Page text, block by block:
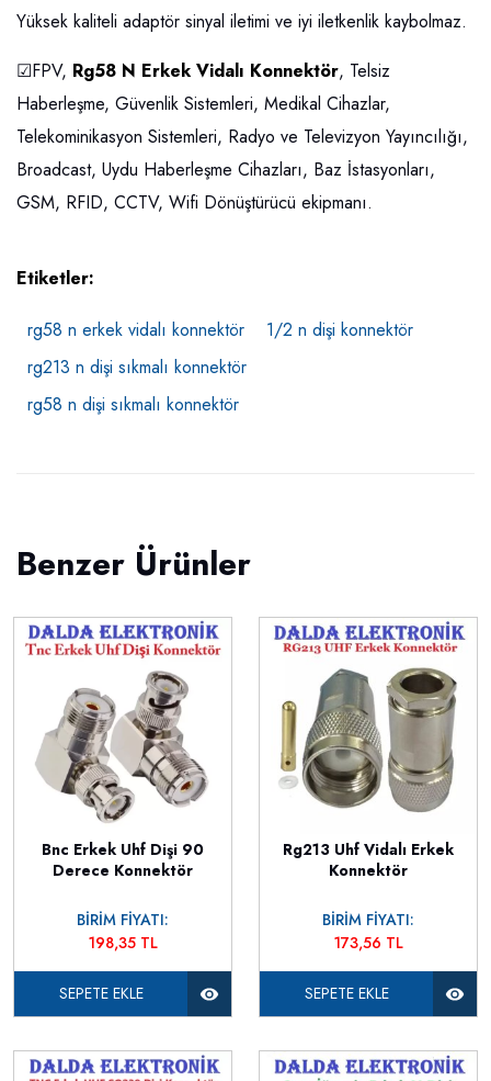
Yüksek kaliteli adaptör sinyal iletimi ve iyi iletkenlik kaybolmaz.
☑FPV, Rg58 N Erkek Vidalı Konnektör, Telsiz
Haberleşme, Güvenlik Sistemleri, Medikal Cihazlar,
Telekominikasyon Sistemleri, Radyo ve Televizyon Yayıncılığı,
Broadcast, Uydu Haberleşme Cihazları, Baz İstasyonları,
GSM, RFID, CCTV, Wifi Dönüştürücü ekipmanı.
Etiketler:
rg58 n erkek vidalı konnektör
1/2 n dişi konnektör
rg213 n dişi sıkmalı konnektör
rg58 n dişi sıkmalı konnektör
Benzer Ürünler
Bnc Erkek Uhf Dişi 90
Derece Konnektör
BİRİM FİYATI:
198,35 TL
SEPETE EKLE
Rg213 Uhf Vidalı Erkek
Konnektör
BİRİM FİYATI:
173,56 TL
SEPETE EKLE